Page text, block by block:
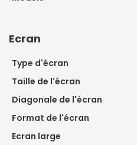
Ecran
Type d'écran
Taille de l'écran
Diagonale de l'écran
Format de l'écran
Ecran large